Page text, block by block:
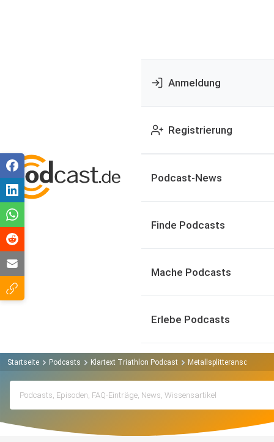
Anmeldung
Registrierung
Podcast-News
Finde Podcasts
Mache Podcasts
Erlebe Podcasts
Startseite Podcasts Klartext Triathlon Podcast Metallsplitteranschlag